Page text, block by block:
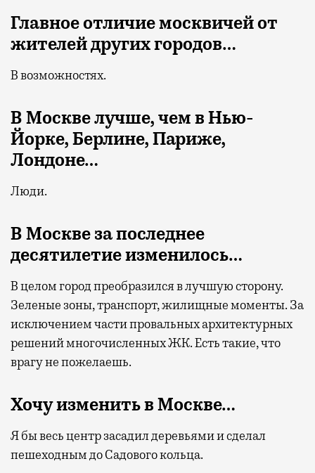
Главное отличие москвичей от
жителей других городов…
В возможностях.
В Москве лучше, чем в Нью-
Йорке, Берлине, Париже,
Лондоне…
Люди.
В Москве за последнее
десятилетие изменилось…
В целом город преобразился в лучшую сторону.
Зеленые зоны, транспорт, жилищные моменты. За
исключением части провальных архитектурных
решений многочисленных ЖК. Есть такие, что
врагу не пожелаешь.
Хочу изменить в Москве…
Я бы весь центр засадил деревьями и сделал
пешеходным до Садового кольца.